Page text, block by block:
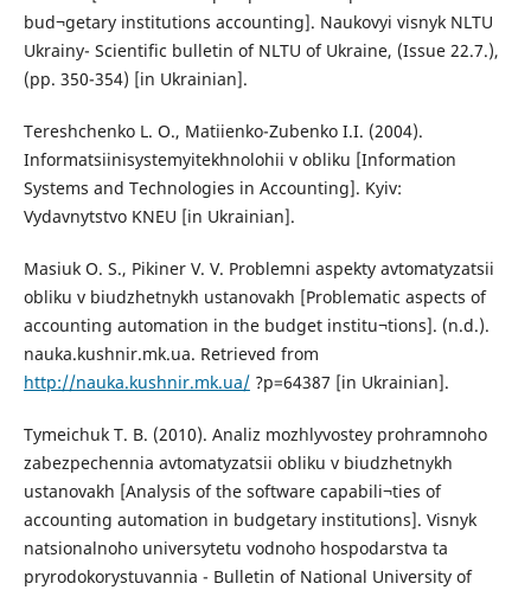
bud¬getary institutions accounting]. Naukovyi visnyk NLTU
Ukrainy- Scientific bulletin of NLTU of Ukraine, (Issue 22.7.),
(pp. 350-354) [in Ukrainian].
Tereshchenko L. O., Matiienko-Zubenko I.I. (2004).
Informatsiinisystemyitekhnolohii v obliku [Information
Systems and Technologies in Accounting]. Kyiv:
Vydavnytstvo KNEU [in Ukrainian].
Masiuk O. S., Pikiner V. V. Problemni aspekty avtomatyzatsii
obliku v biudzhetnykh ustanovakh [Problematic aspects of
accounting automation in the budget institu¬tions]. (n.d.).
nauka.kushnir.mk.ua. Retrieved from
http://nauka.kushnir.mk.ua/?p=64387 [in Ukrainian].
Tymeichuk T. B. (2010). Analiz mozhlyvostey prohramnoho
zabezpechennia avtomatyzatsii obliku v biudzhetnykh
ustanovakh [Analysis of the software capabili¬ties of
accounting automation in budgetary institutions]. Visnyk
natsionalnoho universytetu vodnoho hospodarstva ta
pryrodokorystuvannia - Bulletin of National University of